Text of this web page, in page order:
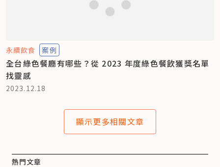
永續飲食 案例
全台綠色餐廳有哪些？從 2023 年度綠色餐飲獲獎名單
找靈感
2023.12.18
顯示更多相關文章
熱門文章